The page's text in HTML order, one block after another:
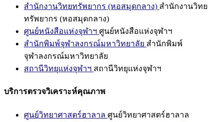
สำนักงานวิทยทรัพยากร (หอสมุดกลาง) สำนักงานวิทย
ทรัพยากร (หอสมุดกลาง)
ศูนย์หนังสือแห่งจุฬาฯ ศูนย์หนังสือแห่งจุฬาฯ
สำนักพิมพ์จุฬาลงกรณ์มหาวิทยาลัย สำนักพิมพ์
จุฬาลงกรณ์มหาวิทยาลัย
สถานีวิทยุแห่งจุฬาฯ สถานีวิทยุแห่งจุฬาฯ
บริการตรวจวิเคราะห์คุณภาพ
ศูนย์วิทยาศาสตร์ฮาลาล ศูนย์วิทยาศาสตร์ฮาลาล